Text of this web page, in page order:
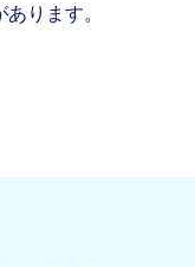
ります。